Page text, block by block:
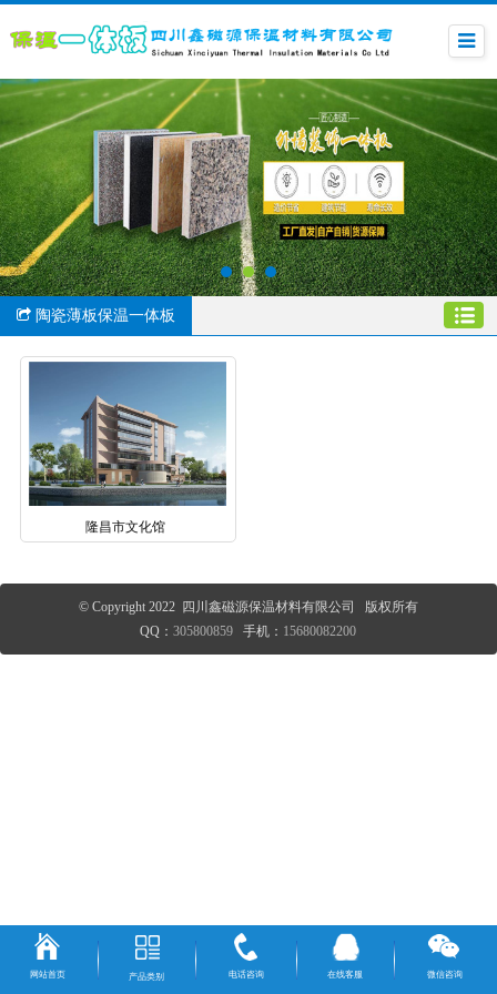
陶瓷薄板保温一体板
隆昌市文化馆
© Copyright 2022 四川鑫磁源保温材料有限公司 版权所有
QQ：305800859 手机： 15680082200
网站首页 产品类别 电话咨询 在线客服 微信咨询